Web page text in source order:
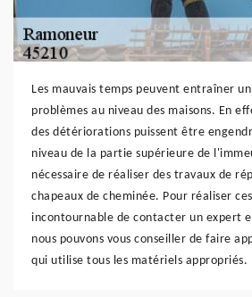
Les mauvais temps peuvent entraîner
problèmes au niveau des maisons. En
des détériorations puissent être
niveau de la partie supérieure de
nécessaire de réaliser des travaux de
chapeaux de cheminée. Pour réaliser
incontournable de contacter un expert
nous pouvons vous conseiller de faire
qui utilise tous les matériels appropriés.